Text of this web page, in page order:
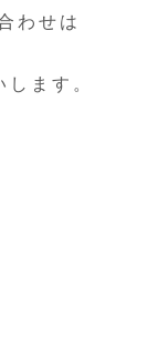
わせは
ます。